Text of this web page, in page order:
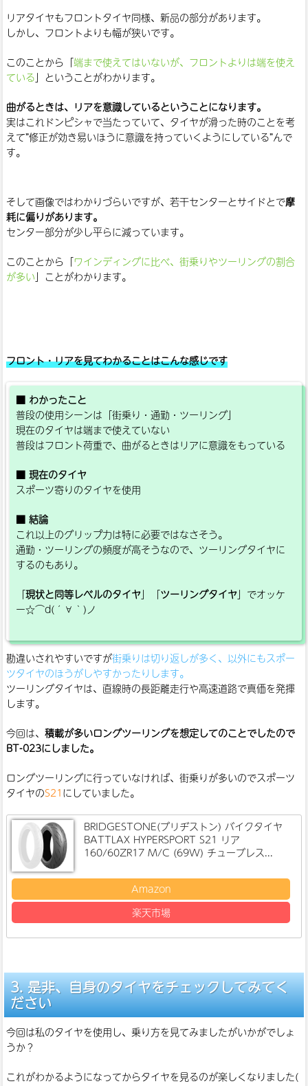
リアタイヤもフロントタイヤ同様、新品の部分があります。
しかし、フロントよりも幅が狭いです。
このことから「端まで使えてはいないが、フロントよりは端を使え
ている」ということがわかります。
曲がるときは、リアを意識しているということになります。
実はこれドンピシャで当たっていて、タイヤが滑った時のことを考
えて”修正が効き易いほうに意識を持っていくようにしている”んで
す。
そして画像ではわかりづらいですが、若干センターとサイドとで摩
耗に偏りがあります。
センター部分が少し平らに減っています。
このことから「ワインディングに比べ、街乗りやツーリングの割合
が多い」ことがわかります。
フロント・リアを見てわかることはこんな感じです
■ わかったこと
普段の使用シーンは「街乗り・通勤・ツーリング」
現在のタイヤは端まで使えていない
普段はフロント荷重で、曲がるときはリアに意識をもっている
■ 現在のタイヤ
スポーツ寄りのタイヤを使用
■ 結論
これ以上のグリップ力は特に必要ではなさそう。
通勤・ツーリングの頻度が高そうなので、ツーリングタイヤに
するのもあり。
「現状と同等レベルのタイヤ」「ツーリングタイヤ」でオッケ
ー☆⌒d(´∀｀)ノ
勘違いされやすいですが街乗りは切り返しが多く、以外にもスポー
ツタイヤのほうがしやすかったりします。
ツーリングタイヤは、直線時の長距離走行や高速道路で真価を発揮
します。
今回は、積載が多いロングツーリングを想定してのことでしたので
BT-023にしました。
ロングツーリングに行っていなければ、街乗りが多いのでスポーツ
タイヤのS21にしていました。
BRIDGESTONE(ブリヂストン) バイクタイヤ
BATTLAX HYPERSPORT S21 リア
160/60ZR17 M/C (69W) チューブレス...
Amazon
楽天市場
是非、自身のタイヤをチェックしてみてく
ださい
今回は私のタイヤを使用し、乗り方を見てみましたがいかがでしょ
うか？
これがわかるようになってからタイヤを見るのが楽しくなりました(